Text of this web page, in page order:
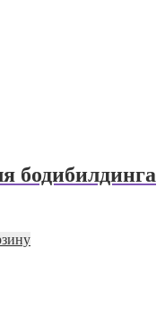
бодибилдинга